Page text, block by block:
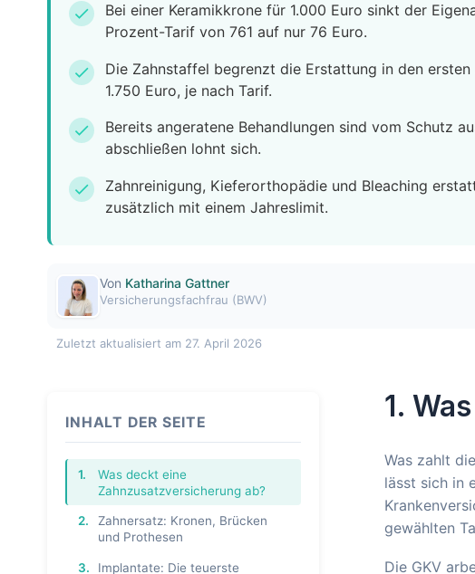
check
Bei einer Keramikkrone für 1.000 Euro sinkt der
Prozent-Tarif von 761 auf nur 76 Euro.
check
Die Zahnstaffel begrenzt die Erstattung in den
1.750 Euro, je nach Tarif.
check
Bereits angeratene Behandlungen sind vom Schutz
abschließen lohnt sich.
check
Zahnreinigung, Kieferorthopädie und Bleaching
zusätzlich mit einem Jahreslimit.
Von Katharina Gattner
Versicherungsfachfrau (BWV)
Zuletzt aktualisiert am 27. April 2026
INHALT DER SEITE
1.
Was deckt eine
Zahnzusatzversicherung ab?
2.
Zahnersatz: Kronen, Brücken
und Prothesen
3.
Implantate: Die teuerste
1.
Was zahlt
lässt sich in
gewählten
Die GKV